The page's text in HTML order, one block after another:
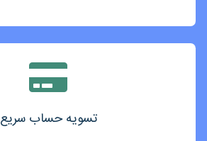
تسویه حساب سریع